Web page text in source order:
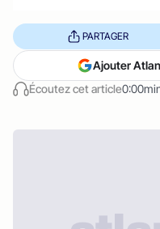
Écoutez cet article
PARTAGER
Ajouter